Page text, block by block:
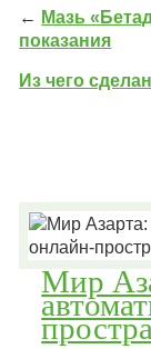
← Мазь
показания
Из чего
Мир